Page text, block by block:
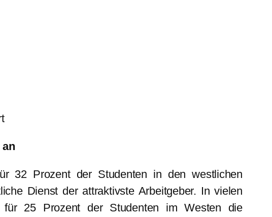
32 Prozent der Studenten in den westlichen
Dienst der attraktivste Arbeitgeber. In vielen
für 25 Prozent der Studenten im Westen die